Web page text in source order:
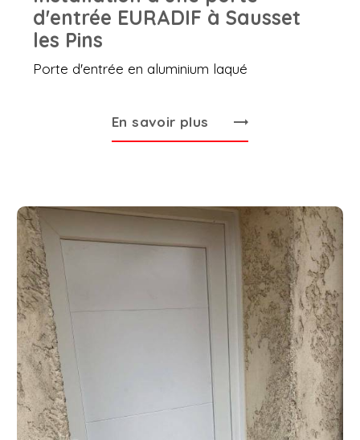
d'entrée EURADIF à Sausset
les Pins
Porte d'entrée en aluminium laqué
En savoir plus